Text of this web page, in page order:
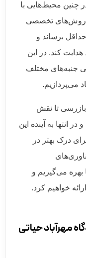
چنین محیط‌هایی با
و روش‌های تخصصی
برساند و
کند. در این
جنبه‌های مختلف
می‌پردازیم.
بازرسی تا نقش
انتها به آینده این
درک بهتر در
بهره می‌گیریم و
خواهیم کرد.
مهرآباد حیاتی